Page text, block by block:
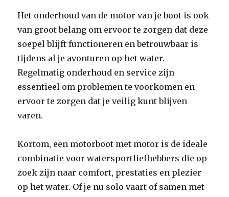
Het onderhoud van de motor van je boot is ook
van groot belang om ervoor te zorgen dat deze
soepel blijft functioneren en betrouwbaar is
tijdens al je avonturen op het water.
Regelmatig onderhoud en service zijn
essentieel om problemen te voorkomen en
ervoor te zorgen dat je veilig kunt blijven
varen.
Kortom, een motorboot met motor is de ideale
combinatie voor watersportliefhebbers die op
zoek zijn naar comfort, prestaties en plezier
op het water. Of je nu solo vaart of samen met